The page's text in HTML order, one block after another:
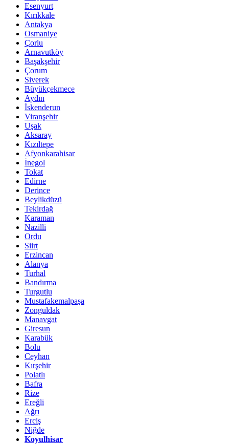
Esenyurt
Kırıkkale
Antakya
Osmaniye
Çorlu
Arnavutköy
Başakşehir
Çorum
Siverek
Büyükçekmece
Aydın
İskenderun
Viranşehir
Uşak
Aksaray
Kızıltepe
Afyonkarahisar
İnegol
Tokat
Edirne
Derince
Beylikdüzü
Tekirdağ
Karaman
Nazilli
Ordu
Siirt
Erzincan
Alanya
Turhal
Bandırma
Turgutlu
Mustafakemalpaşa
Zonguldak
Manavgat
Giresun
Karabük
Bolu
Ceyhan
Kırşehir
Polatlı
Bafra
Rize
Ereğli
Ağrı
Erciş
Niğde
Koyulhisar